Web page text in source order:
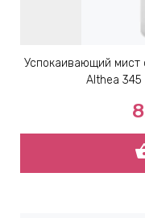
Успокаивающий мист
Althea 345